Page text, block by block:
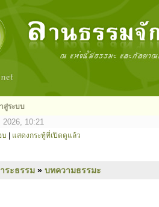
สู่ระบบ
10:21
บ แสดงกระทู้ที่เปิดดูแล้ว
ระธรรม » บทความธรรมะ